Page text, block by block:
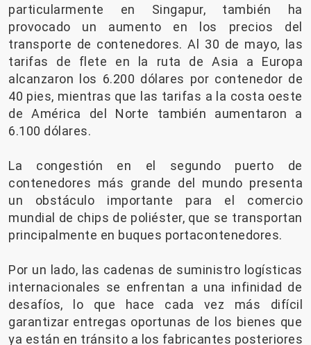
particularmente en Singapur, también ha
provocado un aumento en los precios del
transporte de contenedores. Al 30 de mayo, las
tarifas de flete en la ruta de Asia a Europa
alcanzaron los 6.200 dólares por contenedor de
40 pies, mientras que las tarifas a la costa oeste
de América del Norte también aumentaron a
6.100 dólares.
La congestión en el segundo puerto de
contenedores más grande del mundo presenta
un obstáculo importante para el comercio
mundial de chips de poliéster, que se transportan
principalmente en buques portacontenedores.
Por un lado, las cadenas de suministro logísticas
internacionales se enfrentan a una infinidad de
desafíos, lo que hace cada vez más difícil
garantizar entregas oportunas de los bienes que
ya están en tránsito a los fabricantes posteriores